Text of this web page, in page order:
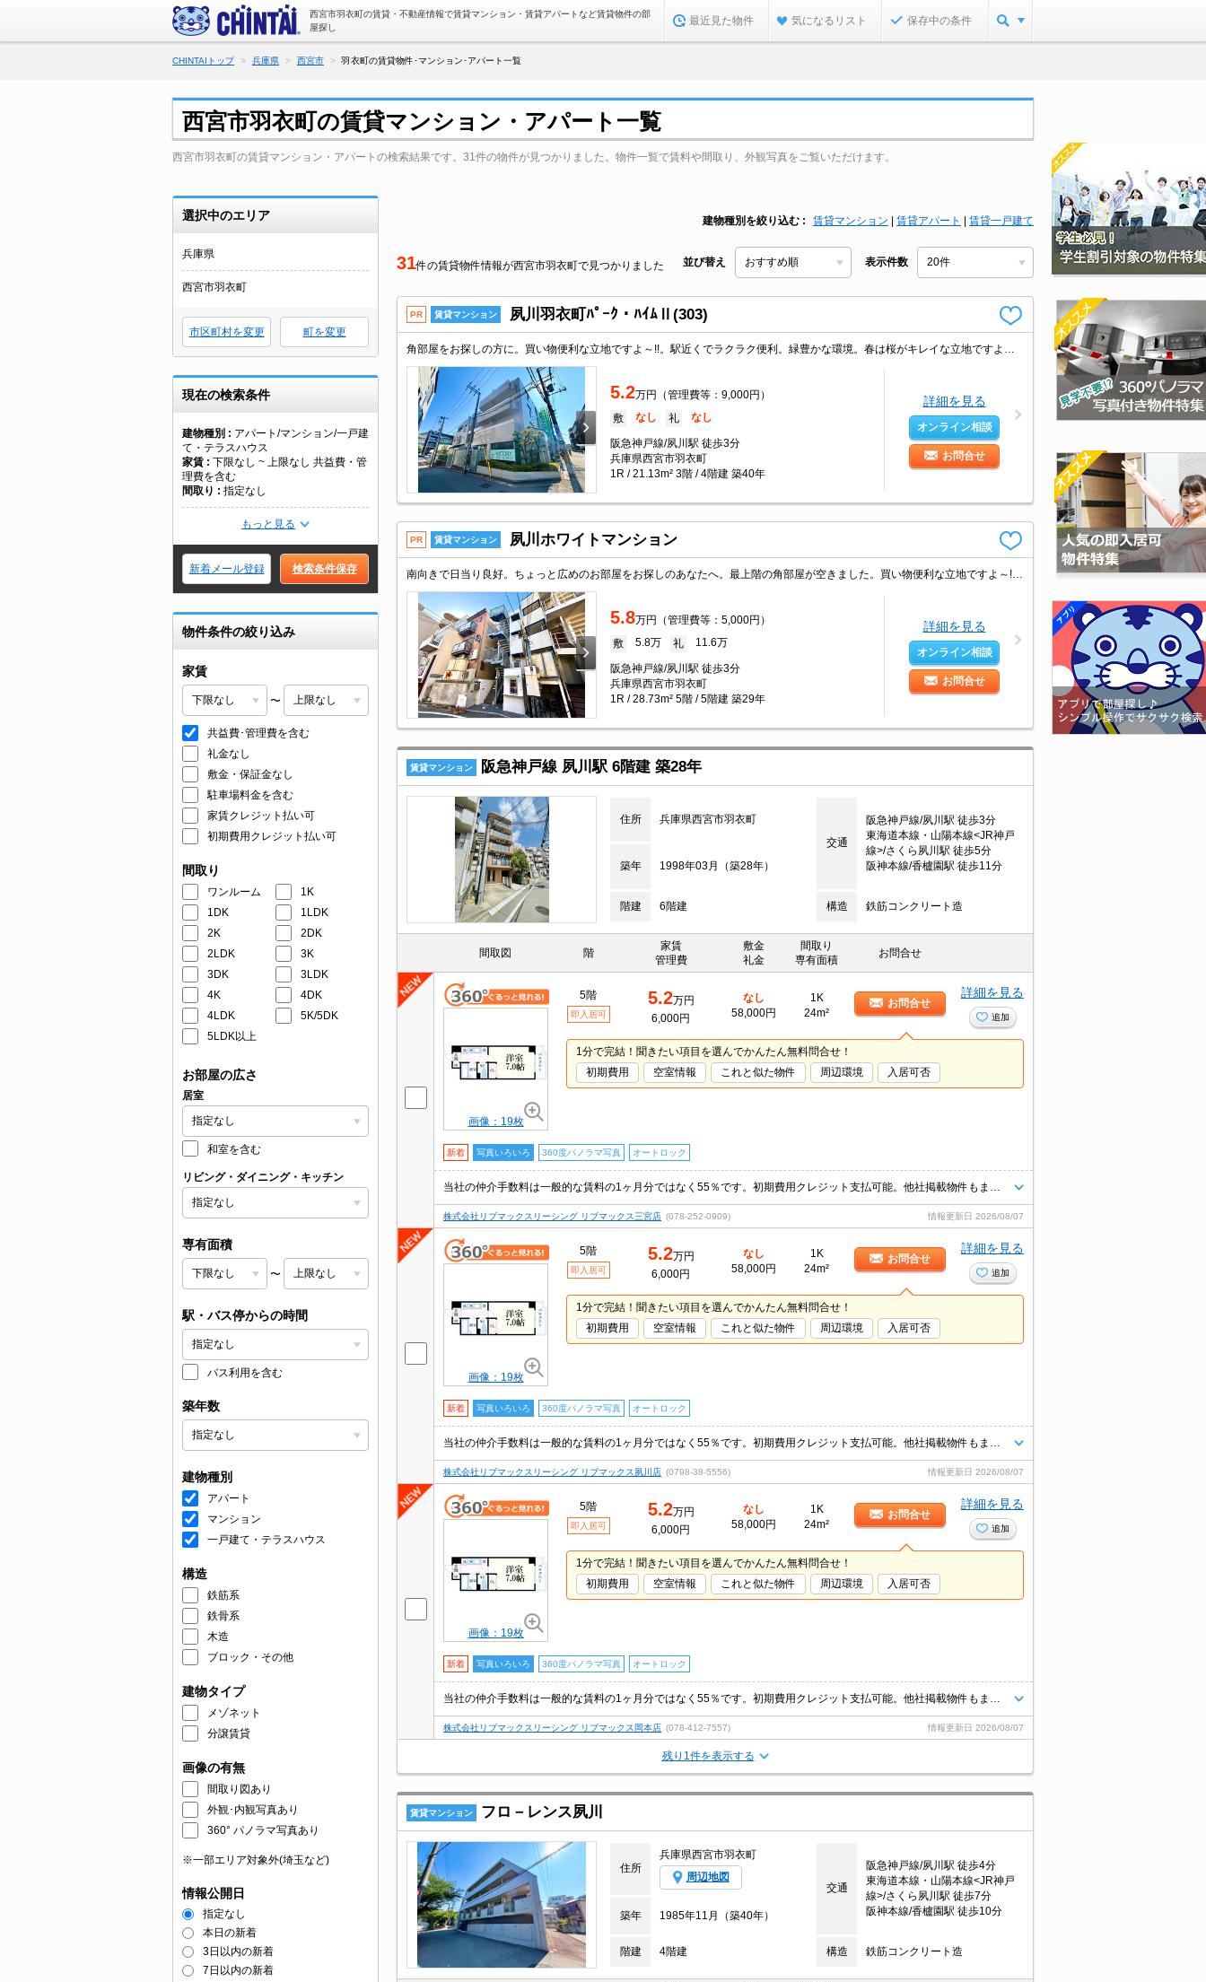
西宮市羽衣町の賃貸・不動産情報で賃貸マンション・賃貸アパートなど賃貸物件の部
屋探し
最近見た物件 気になるリスト 保存中の条件
CHINTAIトップ 兵庫県 西宮市 羽衣町の賃貸物件･マンション･アパート一覧
西宮市羽衣町の賃貸マンション・アパート一覧
西宮市羽衣町の賃貸マンション・アパートの検索結果です。31件の物件が見つかりました。物件一覧で賃料や間取り、外観写真をご覧いただけます。
選択中のエリア
兵庫県
西宮市羽衣町
市区町村を変更 町を変更
現在の検索条件
建物種別
アパート/マンション/一戸建
て・テラスハウス
家賃
下限なし ~ 上限なし 共益費・管
理費を含む
間取り
指定なし
もっと見る
新着メール登録 検索条件保存
物件条件の絞り込み
家賃
〜
共益費･管理費を含む
礼金なし
敷金・保証金なし
駐車場料金を含む
家賃クレジット払い可
初期費用クレジット払い可
間取り
ワンルーム
1K
1DK
1LDK
2K
2DK
2LDK
3K
3DK
3LDK
4K
4DK
4LDK
5K/5DK
5LDK以上
お部屋の広さ
居室
和室を含む
リビング・ダイニング・キッチン
専有面積
〜
駅・バス停からの時間
バス利用を含む
築年数
建物種別
アパート
マンション
一戸建て・テラスハウス
構造
鉄筋系
鉄骨系
木造
ブロック・その他
建物タイプ
メゾネット
分譲賃貸
画像の有無
間取り図あり
外観･内観写真あり
360° パノラマ写真あり
※一部エリア対象外(埼玉など)
情報公開日
指定なし
本日の新着
3日以内の新着
7日以内の新着
建物種別を絞り込む 賃貸マンション 賃貸アパート 賃貸一戸建て
31件の賃貸物件情報が西宮市羽衣町で見つかりました 並び替え 表示件数
PR 賃貸マンション 夙川羽衣町ﾊﾟｰｸ・ﾊｲﾑⅡ(303)
5.2万円（管理費等：9,000円）
敷 なし 礼 なし
阪急神戸線/夙川駅 徒歩3分
兵庫県西宮市羽衣町
1R / 21.13m² 3階 / 4階建 築40年
詳細を見る
オンライン相談
お問合せ
PR 賃貸マンション 夙川ホワイトマンション
5.8万円（管理費等：5,000円）
敷 5.8万 礼 11.6万
阪急神戸線/夙川駅 徒歩3分
兵庫県西宮市羽衣町
1R / 28.73m² 5階 / 5階建 築29年
詳細を見る
オンライン相談
お問合せ
賃貸マンション 阪急神戸線 夙川駅 6階建 築28年
住所 兵庫県西宮市羽衣町
交通
阪急神戸線/夙川駅 徒歩3分
東海道本線・山陽本線<JR神戸
線>/さくら夙川駅 徒歩5分
阪神本線/香櫨園駅 徒歩11分
築年 1998年03月（築28年）
階建 6階建 構造 鉄筋コンクリート造
間取図 階
家賃
管理費
敷金
礼金
間取り
専有面積
お問合せ
画像：19枚
5階
即入居可
5.2万円
6,000円
なし
58,000円
1K
24m²
お問合せ
詳細を見る
追加
1分で完結！聞きたい項目を選んでかんたん無料問合せ！
初期費用
空室情報 これと似た物件 周辺環境 入居可否
新着 写真いろいろ 360度パノラマ写真 オートロック
株式会社リブマックスリーシング リブマックス三宮店 (078-252-0909) 情報更新日 2026/08/07
画像：19枚
5階
即入居可
5.2万円
6,000円
なし
58,000円
1K
24m²
お問合せ
詳細を見る
追加
1分で完結！聞きたい項目を選んでかんたん無料問合せ！
初期費用
空室情報 これと似た物件 周辺環境 入居可否
新着 写真いろいろ 360度パノラマ写真 オートロック
株式会社リブマックスリーシング リブマックス夙川店 (0798-38-5556) 情報更新日 2026/08/07
画像：19枚
5階
即入居可
5.2万円
6,000円
なし
58,000円
1K
24m²
お問合せ
詳細を見る
追加
1分で完結！聞きたい項目を選んでかんたん無料問合せ！
初期費用
空室情報 これと似た物件 周辺環境 入居可否
新着 写真いろいろ 360度パノラマ写真 オートロック
株式会社リブマックスリーシング リブマックス岡本店 (078-412-7557) 情報更新日 2026/08/07
残り1件を表示する
賃貸マンション フロ－レンス夙川
住所
兵庫県西宮市羽衣町
周辺地図
交通
阪急神戸線/夙川駅 徒歩4分
東海道本線・山陽本線<JR神戸
線>/さくら夙川駅 徒歩7分
阪神本線/香櫨園駅 徒歩10分
築年 1985年11月（築40年）
階建 4階建 構造 鉄筋コンクリート造